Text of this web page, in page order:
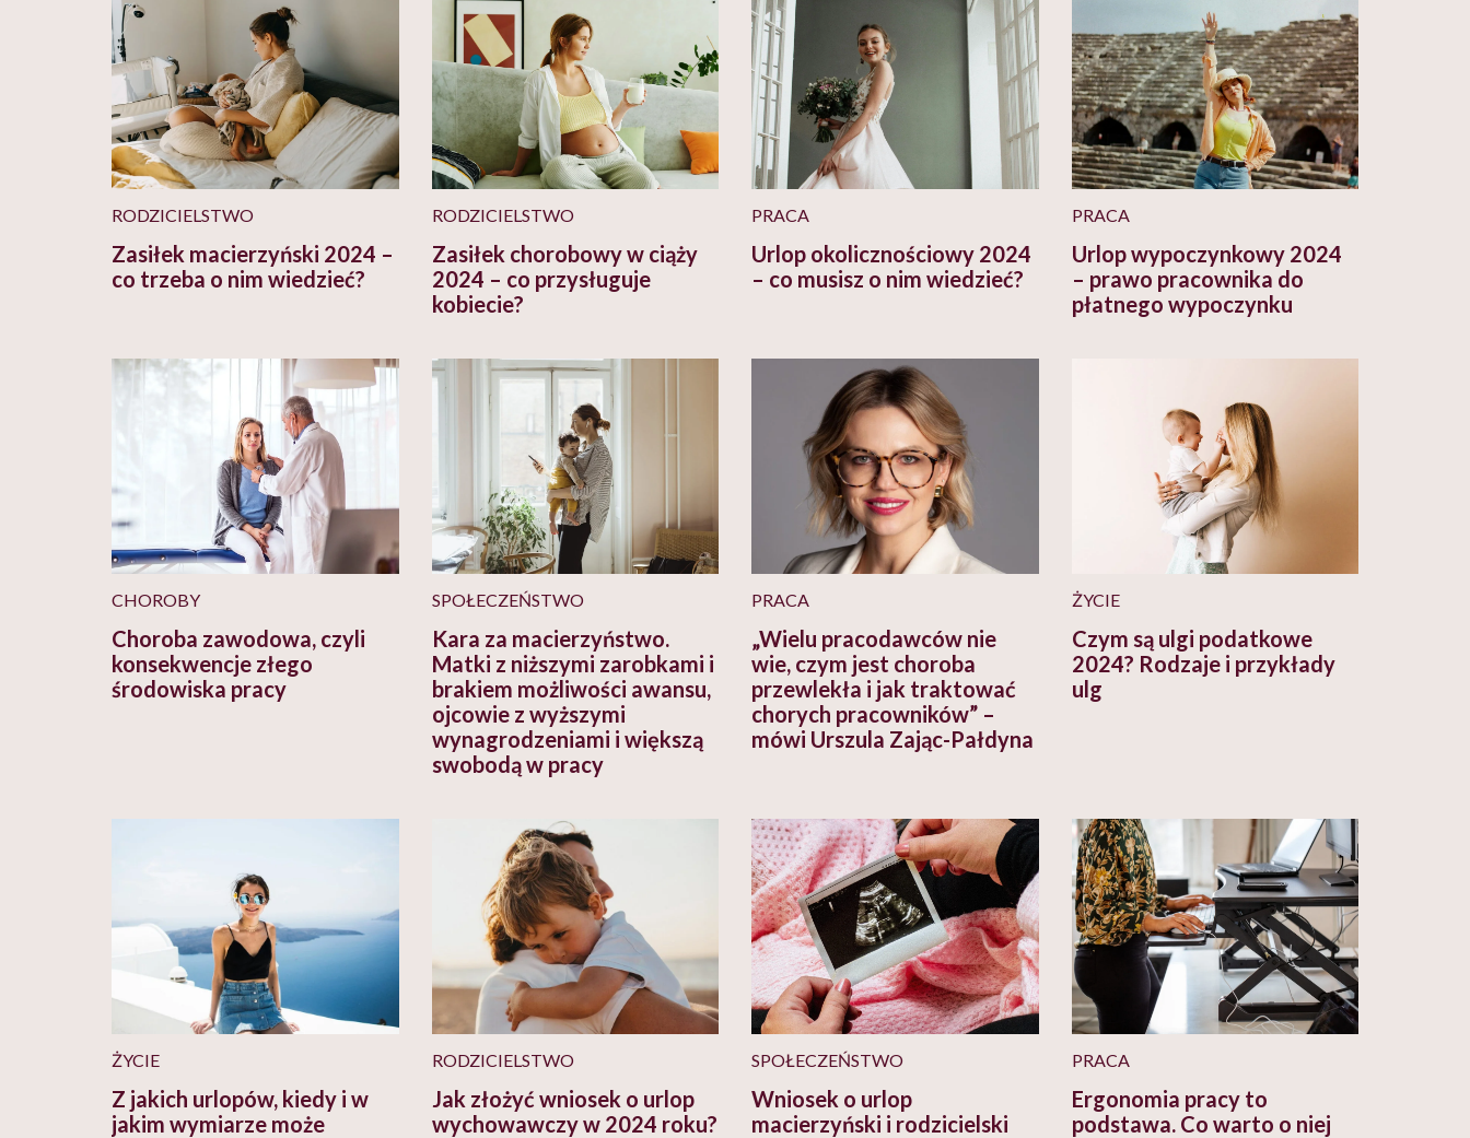
RODZICIELSTWO
Zasiłek macierzyński 2024 –
co trzeba o nim wiedzieć?
RODZICIELSTWO
Zasiłek chorobowy w ciąży
2024 – co przysługuje
kobiecie?
PRACA
Urlop okolicznościowy 2024
– co musisz o nim wiedzieć?
PRACA
Urlop wypoczynkowy 2024
– prawo pracownika do
płatnego wypoczynku
CHOROBY
Choroba zawodowa, czyli
konsekwencje złego
środowiska pracy
SPOŁECZEŃSTWO
Kara za macierzyństwo.
Matki z niższymi zarobkami i
brakiem możliwości awansu,
ojcowie z wyższymi
wynagrodzeniami i większą
swobodą w pracy
PRACA
„Wielu pracodawców nie
wie, czym jest choroba
przewlekła i jak traktować
chorych pracowników” –
mówi Urszula Zając-Pałdyna
ŻYCIE
Czym są ulgi podatkowe
2024? Rodzaje i przykłady
ulg
ŻYCIE
Z jakich urlopów, kiedy i w
jakim wymiarze może
RODZICIELSTWO
Jak złożyć wniosek o urlop
wychowawczy w 2024 roku?
SPOŁECZEŃSTWO
Wniosek o urlop
macierzyński i rodzicielski
PRACA
Ergonomia pracy to
podstawa. Co warto o niej